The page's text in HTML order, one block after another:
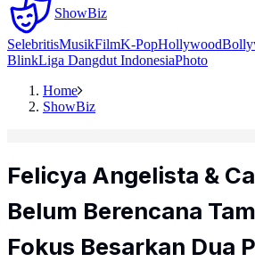
ShowBiz
SelebritisMusikFilmK-PopHollywood
BlinkLiga Dangdut IndonesiaPhoto
Home
ShowBiz
Felicya Angelista &
Belum Berencana
Fokus Besarkan Dua